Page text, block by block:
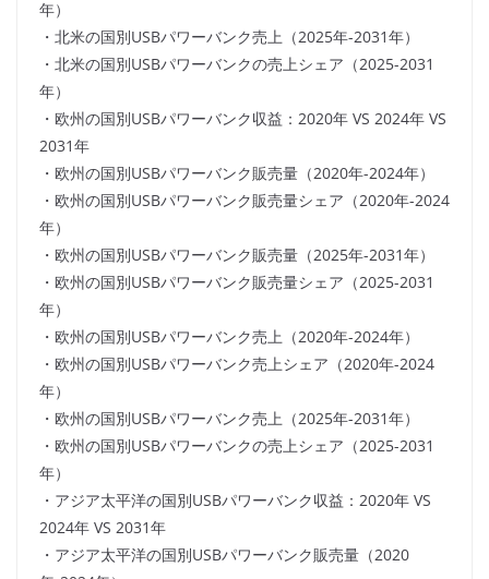
年）
・北米の国別USBパワーバンク売上（2025年-2031年）
・北米の国別USBパワーバンクの売上シェア（2025-2031
年）
・欧州の国別USBパワーバンク収益：2020年 VS 2024年 VS
2031年
・欧州の国別USBパワーバンク販売量（2020年-2024年）
・欧州の国別USBパワーバンク販売量シェア（2020年-2024
年）
・欧州の国別USBパワーバンク販売量（2025年-2031年）
・欧州の国別USBパワーバンク販売量シェア（2025-2031
年）
・欧州の国別USBパワーバンク売上（2020年-2024年）
・欧州の国別USBパワーバンク売上シェア（2020年-2024
年）
・欧州の国別USBパワーバンク売上（2025年-2031年）
・欧州の国別USBパワーバンクの売上シェア（2025-2031
年）
・アジア太平洋の国別USBパワーバンク収益：2020年 VS
2024年 VS 2031年
・アジア太平洋の国別USBパワーバンク販売量（2020